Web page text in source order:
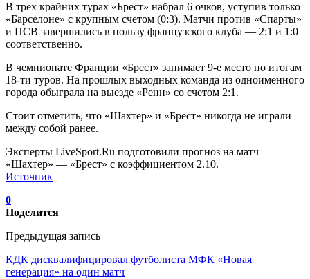
В трех крайних турах «Брест» набрал 6 очков, уступив только
«Барселоне» с крупным счетом (0:3). Матчи против «Спарты»
и ПСВ завершились в пользу французского клуба — 2:1 и 1:0
соответственно.
В чемпионате Франции «Брест» занимает 9-е место по итогам
18-ти туров. На прошлых выходных команда из одноименного
города обыграла на выезде «Ренн» со счетом 2:1.
Стоит отметить, что «Шахтер» и «Брест» никогда не играли
между собой ранее.
Эксперты LiveSport.Ru подготовили прогноз на матч
«Шахтер» — «Брест» с коэффициентом 2.10.
Источник
0
Поделится
Предыдущая запись
КДК дисквалифицировал футболиста МФК «Новая
генерация» на один матч